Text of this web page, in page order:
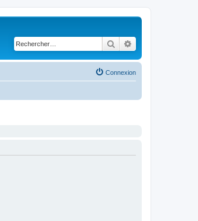
Rechercher
Connexion